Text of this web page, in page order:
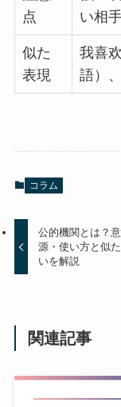
点
い相
似た
表現
我喜
語）
コラム
公的機関とは？
源・使い方と似
いを解説
関連記事